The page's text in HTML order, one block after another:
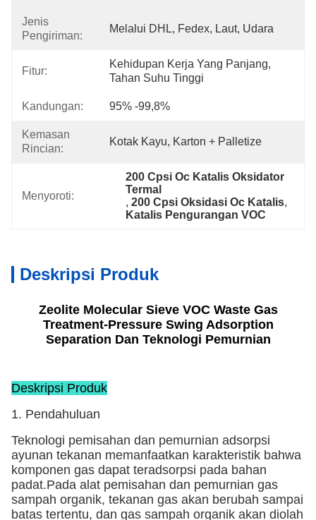
Jenis
Pengiriman:
Melalui DHL, Fedex, Laut, Udara
Fitur:
Kehidupan Kerja Yang Panjang,
Tahan Suhu Tinggi
Kandungan: 95% -99,8%
Kemasan
Rincian:
Kotak Kayu, Karton + Palletize
Menyoroti:
200 Cpsi Oc Katalis Oksidator
Termal
, 200 Cpsi Oksidasi Oc Katalis,
Katalis Pengurangan VOC
Deskripsi Produk
Zeolite Molecular Sieve VOC Waste Gas
Treatment-Pressure Swing Adsorption
Separation Dan Teknologi Pemurnian
Deskripsi Produk
1. Pendahuluan
Teknologi pemisahan dan pemurnian adsorpsi
ayunan tekanan memanfaatkan karakteristik bahwa
komponen gas dapat teradsorpsi pada bahan
padat.Pada alat pemisahan dan pemurnian gas
sampah organik, tekanan gas akan berubah sampai
batas tertentu, dan gas sampah organik akan diolah